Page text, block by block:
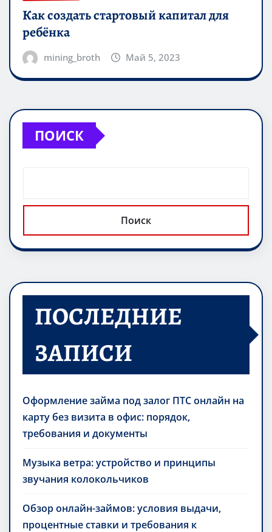
Как создать стартовый капитал для
ребёнка
mining_broth Май 5, 2023
ПОИСК
Поиск
ПОСЛЕДНИЕ
ЗАПИСИ
Оформление займа под залог ПТС онлайн на
карту без визита в офис: порядок,
требования и документы
Музыка ветра: устройство и принципы
звучания колокольчиков
Обзор онлайн-займов: условия выдачи,
процентные ставки и требования к